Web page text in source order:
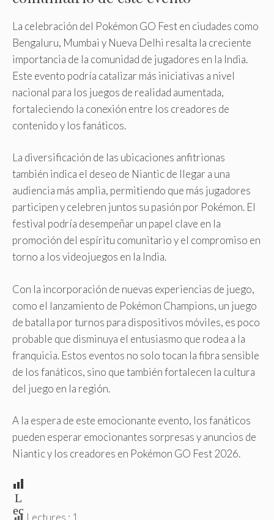
La celebración del Pokémon GO Fest en ciudades como
Bengaluru, Mumbai y Nueva Delhi resalta la creciente
importancia de la comunidad de jugadores en la India.
Este evento podría catalizar más iniciativas a nivel
nacional para los juegos de realidad aumentada,
fortaleciendo la conexión entre los creadores de
contenido y los fanáticos.
La diversificación de las ubicaciones anfitrionas
también indica el deseo de Niantic de llegar a una
audiencia más amplia, permitiendo que más jugadores
participen y celebren juntos su pasión por Pokémon. El
festival podría desempeñar un papel clave en la
promoción del espíritu comunitario y el compromiso en
torno a los videojuegos en la India.
Con la incorporación de nuevas experiencias de juego,
como el lanzamiento de Pokémon Champions, un juego
de batalla por turnos para dispositivos móviles, es poco
probable que disminuya el entusiasmo que rodea a la
franquicia. Estos eventos no solo tocan la fibra sensible
de los fanáticos, sino que también fortalecen la cultura
del juego en la región.
A la espera de este emocionante evento, los fanáticos
pueden esperar emocionantes sorpresas y anuncios de
Niantic y los creadores en Pokémon GO Fest 2026.
L
ec
Lectures : 1